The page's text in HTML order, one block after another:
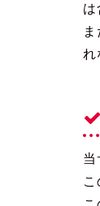
は
れ
当